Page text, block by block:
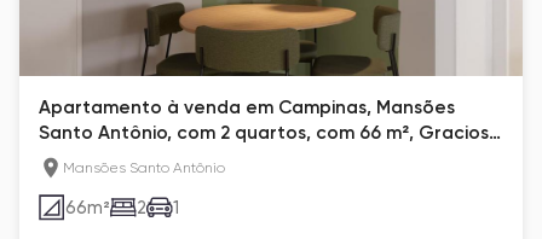
Apartamento à venda em Campinas, Mansões
Santo Antônio, com 2 quartos, com 66 m², Graciosa
Mansões
Mansões Santo Antônio
66m² 2 1